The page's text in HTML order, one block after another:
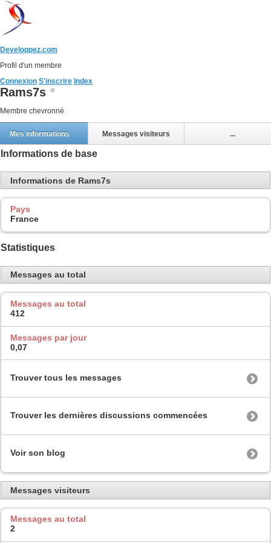
Developpez.com
Profil d'un membre
Connexion S'inscrire Index
Rams7s
Membre chevronné
Mes informations Messages visiteurs ...
Informations de base
Informations de Rams7s
Pays
France
Statistiques
Messages au total
Messages au total
412
Messages par jour
0,07
Trouver tous les messages
Trouver les dernières discussions commencées
Voir son blog
Messages visiteurs
Messages au total
2